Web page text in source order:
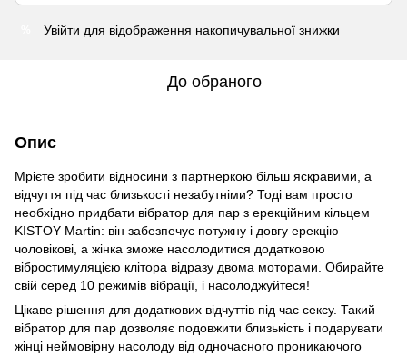
Увійти для відображення накопичувальної знижки
До обраного
Опис
Мрієте зробити відносини з партнеркою більш яскравими, а
відчуття під час близькості незабутніми? Тоді вам просто
необхідно придбати вібратор для пар з ерекційним кільцем
KISTOY Martin: він забезпечує потужну і довгу ерекцію
чоловікові, а жінка зможе насолодитися додатковою
вібростимуляцією клітора відразу двома моторами. Обирайте
свій серед 10 режимів вібрації, і насолоджуйтеся!
Цікаве рішення для додаткових відчуттів під час сексу. Такий
вібратор для пар дозволяє подовжити близькість і подарувати
жінці неймовірну насолоду від одночасного проникаючого